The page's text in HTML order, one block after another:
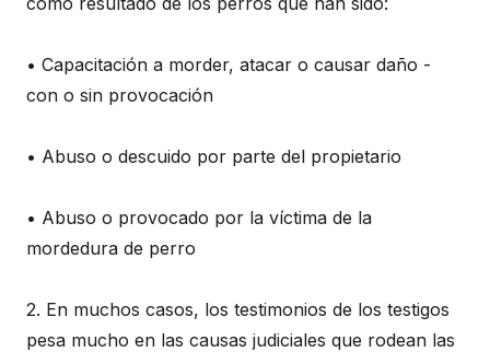
• Capacitación a morder, atacar o causar daño -
con o sin provocación
• Abuso o descuido por parte del propietario
• Abuso o provocado por la víctima de la
mordedura de perro
2. En muchos casos, los testimonios de los testigos
pesa mucho en las causas judiciales que rodean las